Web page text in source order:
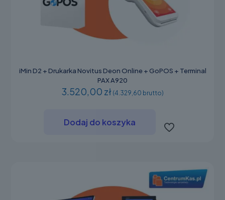
iMin D2 + Drukarka Novitus Deon Online + GoPOS + Terminal
PAX A920
3.520,00 zł (4.329,60 brutto)
Dodaj do koszyka